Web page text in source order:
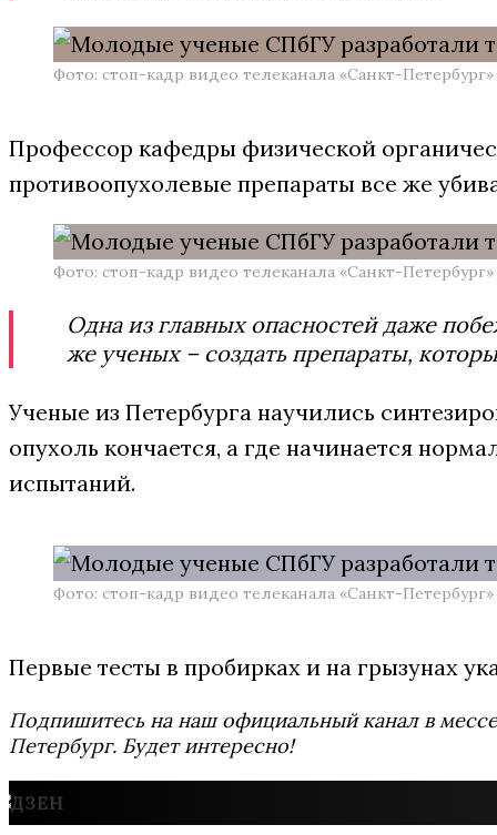
Фото: стоп-кадр видео телеканала «Санкт-Петербург»
Профессор кафедры физической
противоопухолевые препараты все же
Фото: стоп-кадр видео телеканала «Санкт-Петербург»
Одна из главных опасностей даже
же ученых – создать препараты,
Ученые из Петербурга научились
опухоль кончается, а где начинается
испытаний.
Фото: стоп-кадр видео телеканала «Санкт-Петербург»
Первые тесты в пробирках и на грызунах
Подпишитесь на наш официальный канал в
Петербург. Будет интересно!